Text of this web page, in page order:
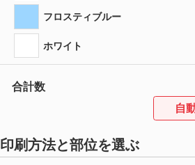
フロスティブルー
ホワイト
合計数
自
印刷方法と部位を選ぶ